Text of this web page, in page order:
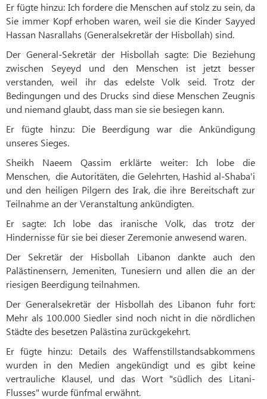
Er fügte hinzu: Ich fordere die Menschen auf stolz zu sein, da
Sie immer Kopf erhoben waren, weil sie die Kinder Sayyed
Hassan Nasrallahs (Generalsekretär der Hisbollah) sind.
Der General-Sekretär der Hisbollah sagte: Die Beziehung
zwischen Seyeyd und den Menschen ist jetzt besser
verstanden, weil ihr das edelste Volk seid. Trotz der
Bedingungen und des Drucks sind diese Menschen Zeugnis
und niemand glaubt, dass man sie sie besiegen kann.
Er fügte hinzu: Die Beerdigung war die Ankündigung
unseres Sieges.
Sheikh Naeem Qassim erklärte weiter: Ich lobe die
Menschen, die Autoritäten, die Gelehrten, Hashid al-Shaba'i
und den heiligen Pilgern des Irak, die ihre Bereitschaft zur
Teilnahme an der Veranstaltung ankündigten.
Er sagte: Ich lobe das iranische Volk, das trotz der
Hindernisse für sie bei dieser Zeremonie anwesend waren.
Der Sekretär der Hisbollah Libanon dankte auch den
Palästinensern, Jemeniten, Tunesiern und allen die an der
riesigen Beerdigung teilnahmen.
Der Generalsekretär der Hisbollah des Libanon fuhr fort:
Mehr als 100.000 Siedler sind noch nicht in die nördlichen
Städte des besetzen Palästina zurückgekehrt.
Er fügte hinzu: Details des Waffenstillstandsabkommens
wurden in den Medien angekündigt und es gibt keine
vertrauliche Klausel, und das Wort "südlich des Litani-
Flusses" wurde fünfmal erwähnt.